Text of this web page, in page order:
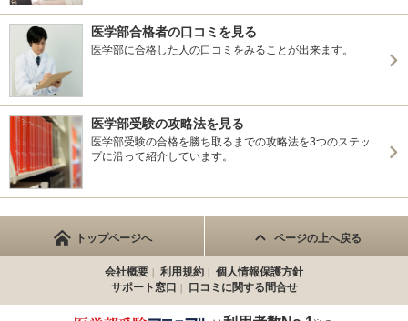
医学部合格者の口コミを見る
医学部に合格した人の口コミをみることが出来ます。
医学部受験の攻略法を見る
医学部受験の合格を勝ち取るまでの攻略法を3つのステッ
プに沿って紹介しています。
トップページへ ページの上へ戻る
会社概要 利用規約
個人情報保護方針
サポート窓口
口コミに関する問合せ